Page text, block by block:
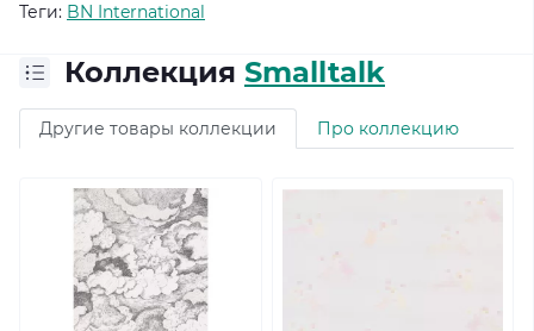
Теги: BN International
Коллекция Smalltalk
Другие товары коллекции Про коллекцию